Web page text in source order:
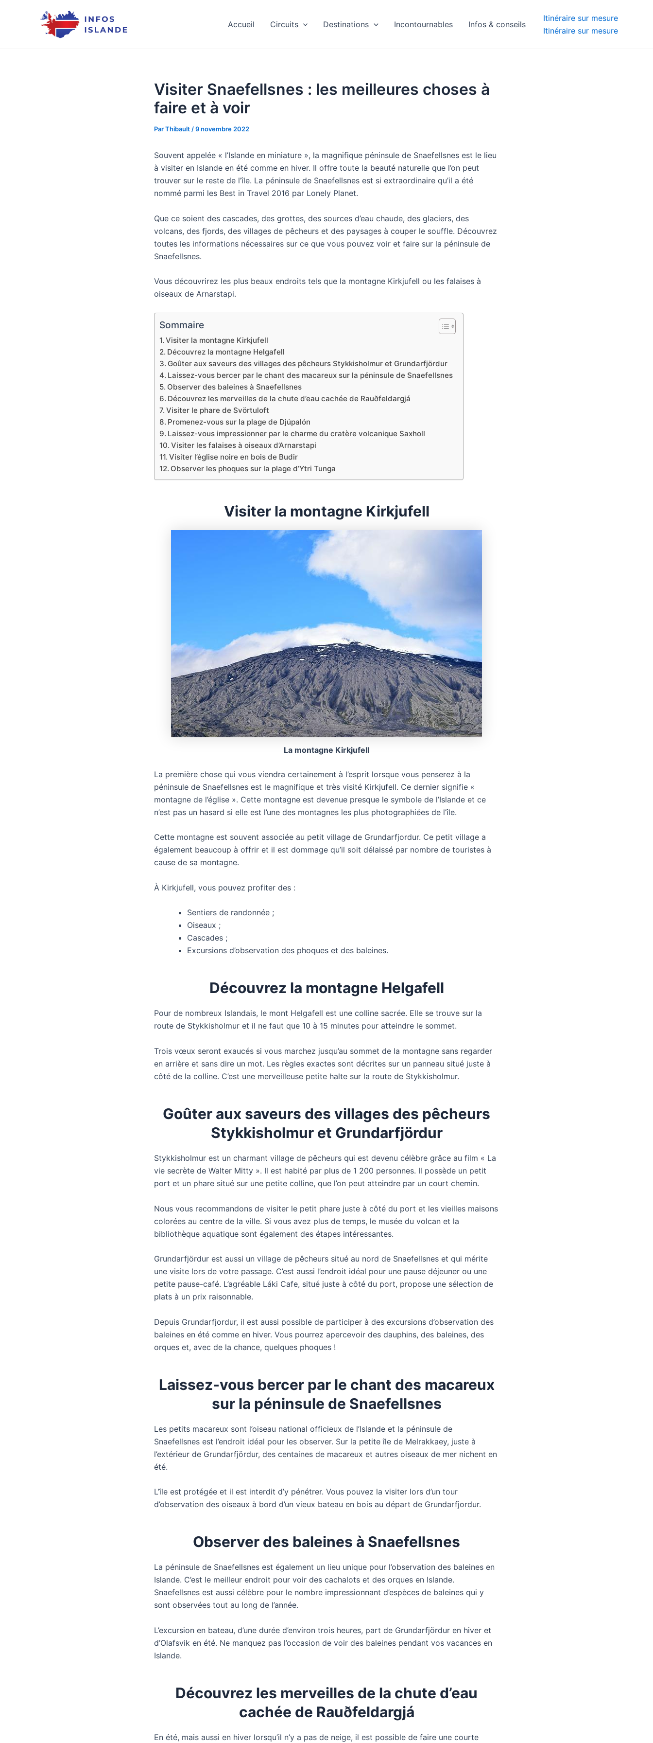
Accueil Circuits Destinations Incontournables Infos & conseils
Itinéraire sur mesure
Itinéraire sur mesure
Visiter Snaefellsnes : les meilleures choses à
faire et à voir
ParThibault /9 novembre 2022
Souvent appelée « l’Islande en miniature », la magnifique péninsule de Snaefellsnes est le lieu
à visiter en Islande en été comme en hiver. Il offre toute la beauté naturelle que l’on peut
trouver sur le reste de l’île. La péninsule de Snaefellsnes est si extraordinaire qu’il a été
nommé parmi les Best in Travel 2016 par Lonely Planet.
Que ce soient des cascades, des grottes, des sources d’eau chaude, des glaciers, des
volcans, des fjords, des villages de pêcheurs et des paysages à couper le souffle. Découvrez
toutes les informations nécessaires sur ce que vous pouvez voir et faire sur la péninsule de
Snaefellsnes.
Vous découvrirez les plus beaux endroits tels que la montagne Kirkjufell ou les falaises à
oiseaux de Arnarstapi.
Sommaire
Visiter la montagne Kirkjufell
Découvrez la montagne Helgafell
Goûter aux saveurs des villages des pêcheurs Stykkisholmur et Grundarfjördur
Laissez-vous bercer par le chant des macareux sur la péninsule de Snaefellsnes
Observer des baleines à Snaefellsnes
Découvrez les merveilles de la chute d’eau cachée de Rauðfeldargjá
Visiter le phare de Svörtuloft
Promenez-vous sur la plage de Djúpalón
Laissez-vous impressionner par le charme du cratère volcanique Saxholl
Visiter les falaises à oiseaux d’Arnarstapi
Visiter l’église noire en bois de Budir
Observer les phoques sur la plage d’Ytri Tunga
Visiter la montagne Kirkjufell
La montagne Kirkjufell
La première chose qui vous viendra certainement à l’esprit lorsque vous penserez à la
péninsule de Snaefellsnes est le magnifique et très visité Kirkjufell. Ce dernier signifie «
montagne de l’église ». Cette montagne est devenue presque le symbole de l’Islande et ce
n’est pas un hasard si elle est l’une des montagnes les plus photographiées de l’île.
Cette montagne est souvent associée au petit village de Grundarfjordur. Ce petit village a
également beaucoup à offrir et il est dommage qu’il soit délaissé par nombre de touristes à
cause de sa montagne.
À Kirkjufell, vous pouvez profiter des :
Sentiers de randonnée ;
Oiseaux ;
Cascades ;
Excursions d’observation des phoques et des baleines.
Découvrez la montagne Helgafell
Pour de nombreux Islandais, le mont Helgafell est une colline sacrée. Elle se trouve sur la
route de Stykkisholmur et il ne faut que 10 à 15 minutes pour atteindre le sommet.
Trois vœux seront exaucés si vous marchez jusqu’au sommet de la montagne sans regarder
en arrière et sans dire un mot. Les règles exactes sont décrites sur un panneau situé juste à
côté de la colline. C’est une merveilleuse petite halte sur la route de Stykkisholmur.
Goûter aux saveurs des villages des pêcheurs
Stykkisholmur et Grundarfjördur
Stykkisholmur est un charmant village de pêcheurs qui est devenu célèbre grâce au film « La
vie secrète de Walter Mitty ». Il est habité par plus de 1 200 personnes. Il possède un petit
port et un phare situé sur une petite colline, que l’on peut atteindre par un court chemin.
Nous vous recommandons de visiter le petit phare juste à côté du port et les vieilles maisons
colorées au centre de la ville. Si vous avez plus de temps, le musée du volcan et la
bibliothèque aquatique sont également des étapes intéressantes.
Grundarfjördur est aussi un village de pêcheurs situé au nord de Snaefellsnes et qui mérite
une visite lors de votre passage. C’est aussi l’endroit idéal pour une pause déjeuner ou une
petite pause-café. L’agréable Láki Cafe, situé juste à côté du port, propose une sélection de
plats à un prix raisonnable.
Depuis Grundarfjordur, il est aussi possible de participer à des excursions d’observation des
baleines en été comme en hiver. Vous pourrez apercevoir des dauphins, des baleines, des
orques et, avec de la chance, quelques phoques !
Laissez-vous bercer par le chant des macareux
sur la péninsule de Snaefellsnes
Les petits macareux sont l’oiseau national officieux de l’Islande et la péninsule de
Snaefellsnes est l’endroit idéal pour les observer. Sur la petite île de Melrakkaey, juste à
l’extérieur de Grundarfjördur, des centaines de macareux et autres oiseaux de mer nichent en
été.
L’île est protégée et il est interdit d’y pénétrer. Vous pouvez la visiter lors d’un tour
d’observation des oiseaux à bord d’un vieux bateau en bois au départ de Grundarfjordur.
Observer des baleines à Snaefellsnes
La péninsule de Snaefellsnes est également un lieu unique pour l’observation des baleines en
Islande. C’est le meilleur endroit pour voir des cachalots et des orques en Islande.
Snaefellsnes est aussi célèbre pour le nombre impressionnant d’espèces de baleines qui y
sont observées tout au long de l’année.
L’excursion en bateau, d’une durée d’environ trois heures, part de Grundarfjördur en hiver et
d’Olafsvik en été. Ne manquez pas l’occasion de voir des baleines pendant vos vacances en
Islande.
Découvrez les merveilles de la chute d’eau
cachée de Rauðfeldargjá
En été, mais aussi en hiver lorsqu’il n’y a pas de neige, il est possible de faire une courte